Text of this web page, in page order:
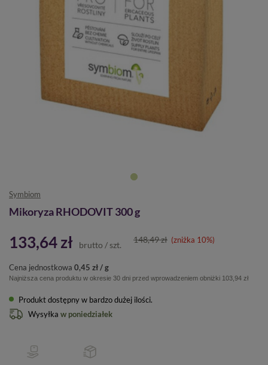
Symbiom
Mikoryza RHODOVIT 300 g
133,64 zł brutto / szt.
148,49 zł (zniżka 10%)
Cena jednostkowa 0,45 zł / g
Najniższa cena produktu w okresie 30 dni przed wprowadzeniem obniżki 103,94 zł
Produkt dostępny w bardzo dużej ilości
Wysyłka w poniedziałek